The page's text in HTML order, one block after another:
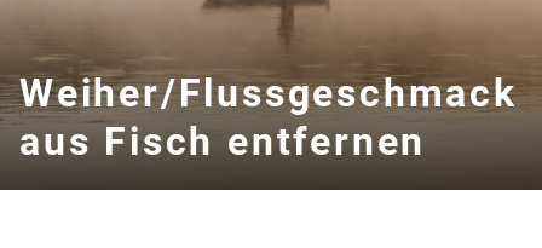
Weiher/Flussgeschmack
aus Fisch entfernen